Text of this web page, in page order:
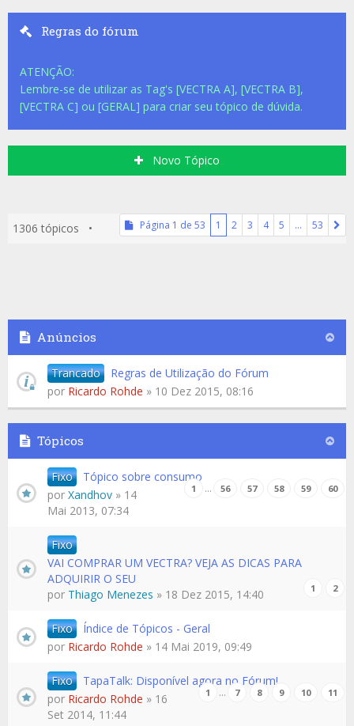
Regras do fórum
ATENÇÃO:
Lembre-se de utilizar as Tag's [VECTRA A], [VECTRA B],
[VECTRA C] ou [GERAL] para criar seu tópico de dúvida.
Novo Tópico
1306 tópicos • Página 1 de 53 1 2 3 4 5 … 53
Anúncios
Trancado
Regras de Utilização do Fórum
por Ricardo Rohde » 10 Dez 2015, 08:16
Tópicos
Fixo Tópico sobre consumo
1 … 56 57 58 59 60
por Xandhov » 14
Mai 2013, 07:34
Fixo
VAI COMPRAR UM VECTRA? VEJA AS DICAS PARA
ADQUIRIR O SEU
1 2
por Thiago Menezes » 18 Dez 2015, 14:40
Fixo
Índice de Tópicos - Geral
por Ricardo Rohde » 14 Mai 2019, 09:49
Fixo TapaTalk: Disponível agora no Fórum!
1 … 7 8 9 10 11
por Ricardo Rohde » 16
Set 2014, 11:44